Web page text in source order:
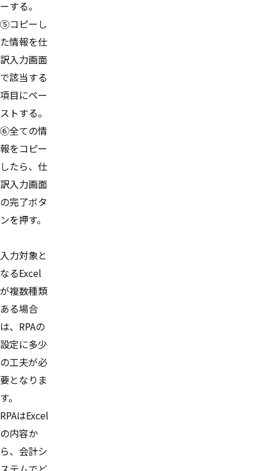
ーする。
⑤コピーし
た情報を仕
訳入力画面
で該当する
項目にペー
ストする。
⑥全ての情
報をコピー
したら、仕
訳入力画面
の完了ボタ
ンを押す。
入力対象と
なるExcel
が複数種類
ある場合
は、RPAの
設定に多少
の工夫が必
要となりま
す。
RPAはExcel
の内容か
ら、会計シ